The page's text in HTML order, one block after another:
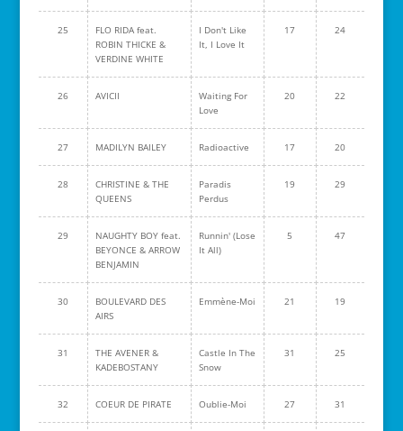
25
FLO RIDA feat.
ROBIN THICKE &
VERDINE WHITE
I Don't Like
It, I Love It
17 24
26 AVICII
Waiting For
Love
20 22
27 MADILYN BAILEY Radioactive 17 20
28
CHRISTINE & THE
QUEENS
Paradis
Perdus
19 29
29
NAUGHTY BOY feat.
BEYONCE & ARROW
BENJAMIN
Runnin' (Lose
It All)
5 47
30
BOULEVARD DES
AIRS
Emmène-Moi 21 19
31
THE AVENER &
KADEBOSTANY
Castle In The
Snow
31 25
32 COEUR DE PIRATE Oublie-Moi 27 31